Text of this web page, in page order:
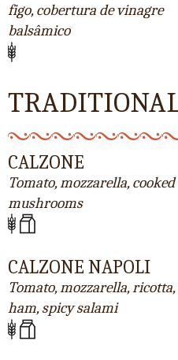
figo, cobertura de vinagre
balsâmico
CALZONE
Tomato, mozzarella,
mushrooms
CALZONE NAPOLI
Tomato, mozzarella, ricotta,
ham, spicy salami